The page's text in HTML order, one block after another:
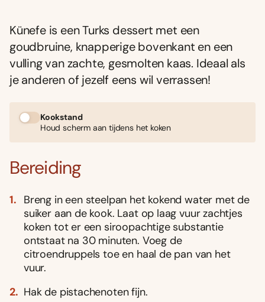
Künefe is een Turks dessert met een
goudbruine, knapperige bovenkant en een
vulling van zachte, gesmolten kaas. Ideaal als
je anderen of jezelf eens wil verrassen!
Kookstand
Houd scherm aan tijdens het koken
Bereiding
Breng in een steelpan het kokend water met de
suiker aan de kook. Laat op laag vuur zachtjes
koken tot er een siroopachtige substantie
ontstaat na 30 minuten. Voeg de
citroendruppels toe en haal de pan van het
vuur.
Hak de pistachenoten fijn.